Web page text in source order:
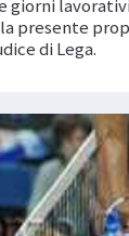
giorni
presente
di Lega.